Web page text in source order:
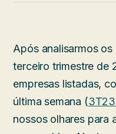
Após analisarmos
terceiro trimestre de
empresas listadas,
última semana (
nossos olhares para